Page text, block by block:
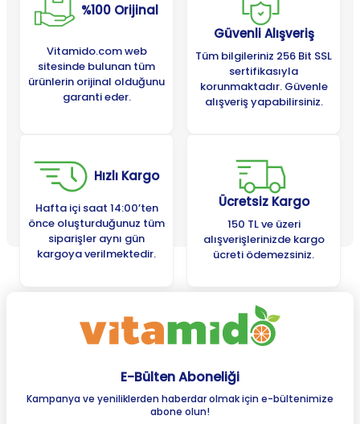
%100 Orijinal
Vitamido.com web
sitesinde bulunan tüm
ürünlerin orijinal olduğunu
garanti eder.
Güvenli Alışveriş
Tüm bilgileriniz 256 Bit SSL
sertifikasıyla
korunmaktadır. Güvenle
alışveriş yapabilirsiniz.
Hızlı Kargo
Hafta içi saat 14:00’ten
önce oluşturduğunuz tüm
siparişler aynı gün
kargoya verilmektedir.
Ücretsiz Kargo
150 TL ve üzeri
alışverişlerinizde kargo
ücreti ödemezsiniz.
E-Bülten Aboneliği
Kampanya ve yeniliklerden haberdar olmak için e-bültenimize
abone olun!